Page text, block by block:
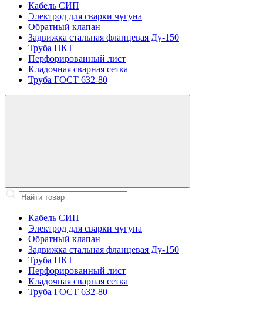
Кабель СИП
Электрод для сварки чугуна
Обратный клапан
Задвижка стальная фланцевая Ду-150
Труба НКТ
Перфорированный лист
Кладочная сварная сетка
Труба ГОСТ 632-80
Кабель СИП
Электрод для сварки чугуна
Обратный клапан
Задвижка стальная фланцевая Ду-150
Труба НКТ
Перфорированный лист
Кладочная сварная сетка
Труба ГОСТ 632-80